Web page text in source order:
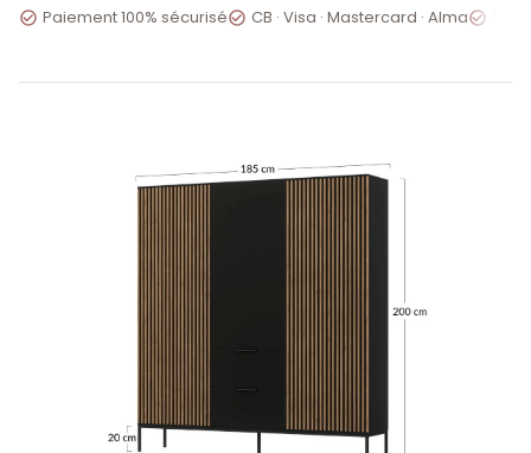
 Paiement 100% sécurisé CB · Visa · Mastercard · Alma